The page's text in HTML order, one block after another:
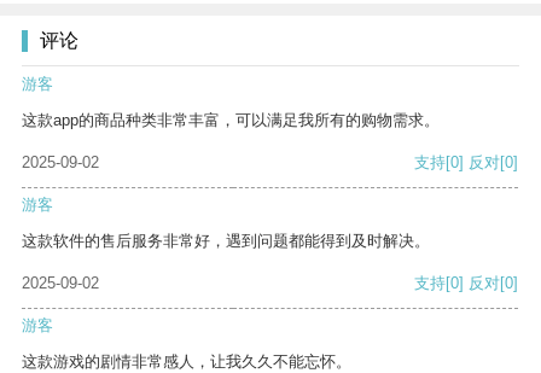
评论
游客
这款app的商品种类非常丰富，可以满足我所有的购物需求。
2025-09-02 支持[0] 反对[0]
游客
这款软件的售后服务非常好，遇到问题都能得到及时解决。
2025-09-02 支持[0] 反对[0]
游客
这款游戏的剧情非常感人，让我久久不能忘怀。